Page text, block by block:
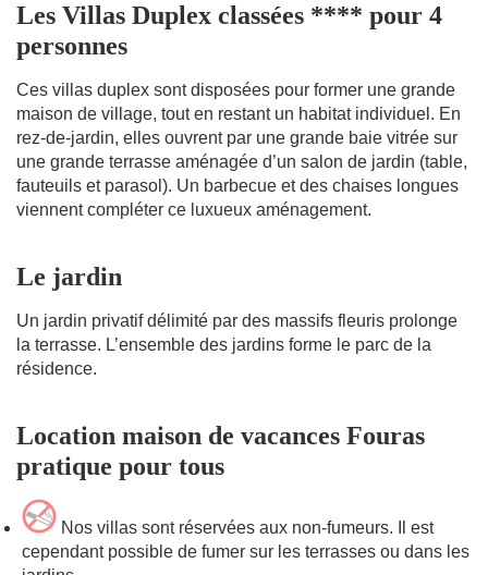
Les Villas Duplex classées **** pour 4
personnes
Ces villas duplex sont disposées pour former une grande
maison de village, tout en restant un habitat individuel. En
rez-de-jardin, elles ouvrent par une grande baie vitrée sur
une grande terrasse aménagée d’un salon de jardin (table,
fauteuils et parasol). Un barbecue et des chaises longues
viennent compléter ce luxueux aménagement.
Le jardin
Un jardin privatif délimité par des massifs fleuris prolonge
la terrasse. L’ensemble des jardins forme le parc de la
résidence.
Location maison de vacances Fouras
pratique pour tous
Nos villas sont réservées aux non-fumeurs. Il est
cependant possible de fumer sur les terrasses ou dans les